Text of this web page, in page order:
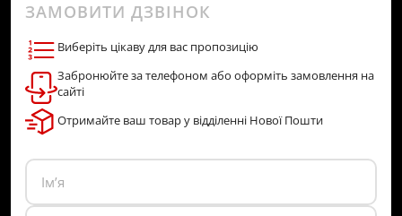
ЗАМОВИТИ ДЗВІНОК
Виберіть цікаву для вас пропозицію
Забронюйте за телефоном або оформіть замовлення на
сайті
Отримайте ваш товар у відділенні Нової Пошти